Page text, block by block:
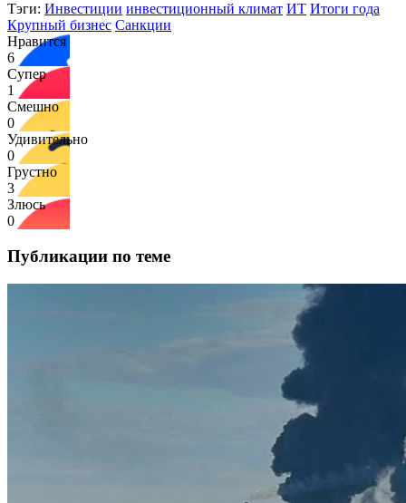
Тэги: Инвестиции инвестиционный климат ИТ Итоги года
Крупный бизнес Санкции
Нравится
6
Супер
1
Смешно
0
Удивительно
0
Грустно
3
Злюсь
0
Публикации по теме